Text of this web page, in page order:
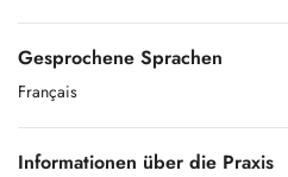
Gesprochene Sprachen
Français
Informationen über die Praxis